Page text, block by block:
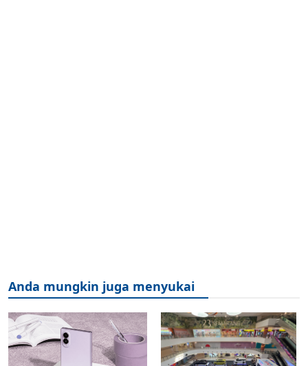
Anda mungkin juga menyukai